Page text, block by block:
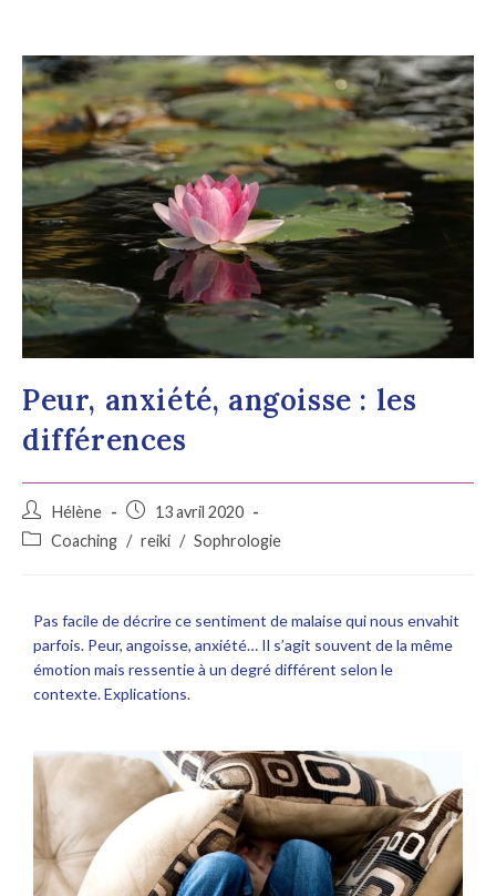
Peur, anxiété, angoisse : les
différences
Hélène
13 avril 2020
Coaching / reiki / Sophrologie
Pas facile de décrire ce sentiment de malaise qui nous envahit
parfois. Peur, angoisse, anxiété… Il s’agit souvent de la même
émotion mais ressentie à un degré différent selon le
contexte. Explications.